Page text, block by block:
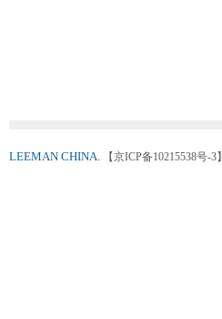
LEEMAN CHINA. 【京ICP备10215538号-3】